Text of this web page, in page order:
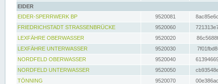
EIDER
EIDER-SPERRWERK BP
9520081
FRIEDRICHSTADT STRASSENBRÜCKE
9520060
LEXFÄHRE OBERWASSER
9520020
LEXFÄHRE UNTERWASSER
9520030
NORDFELD OBERWASSER
9520040
NORDFELD UNTERWASSER
9520050
TÖNNING
9520070